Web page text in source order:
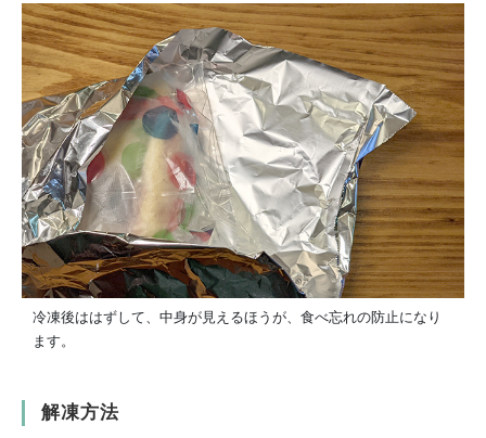
冷凍後ははずして、中身が見えるほうが、食べ忘れの防止になり
ます。
解凍方法